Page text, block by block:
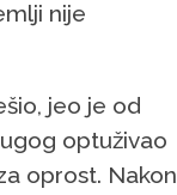
nije
jeo je od
optuživao
oprost. Nakon